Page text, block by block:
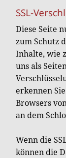
SSL-
Diese Seite
zum Schutz
Inhalte, wie
uns als
erkennen
Browsers
an dem
Wenn die
können die